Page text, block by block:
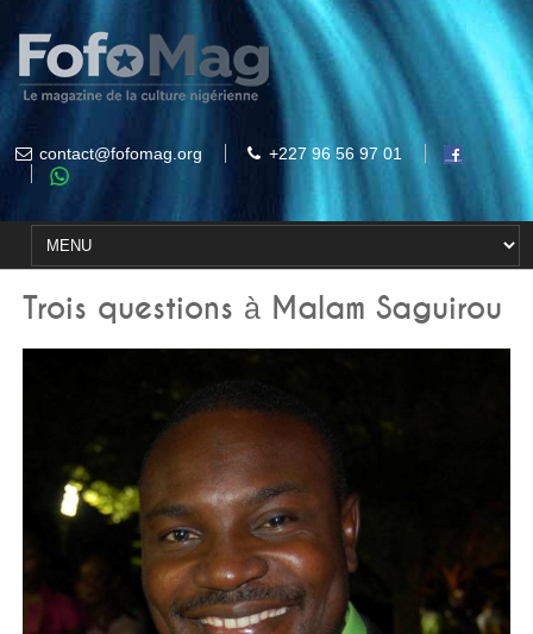
contact@fofomag.org +227 96 56 97 01
Trois questions à Malam Saguirou